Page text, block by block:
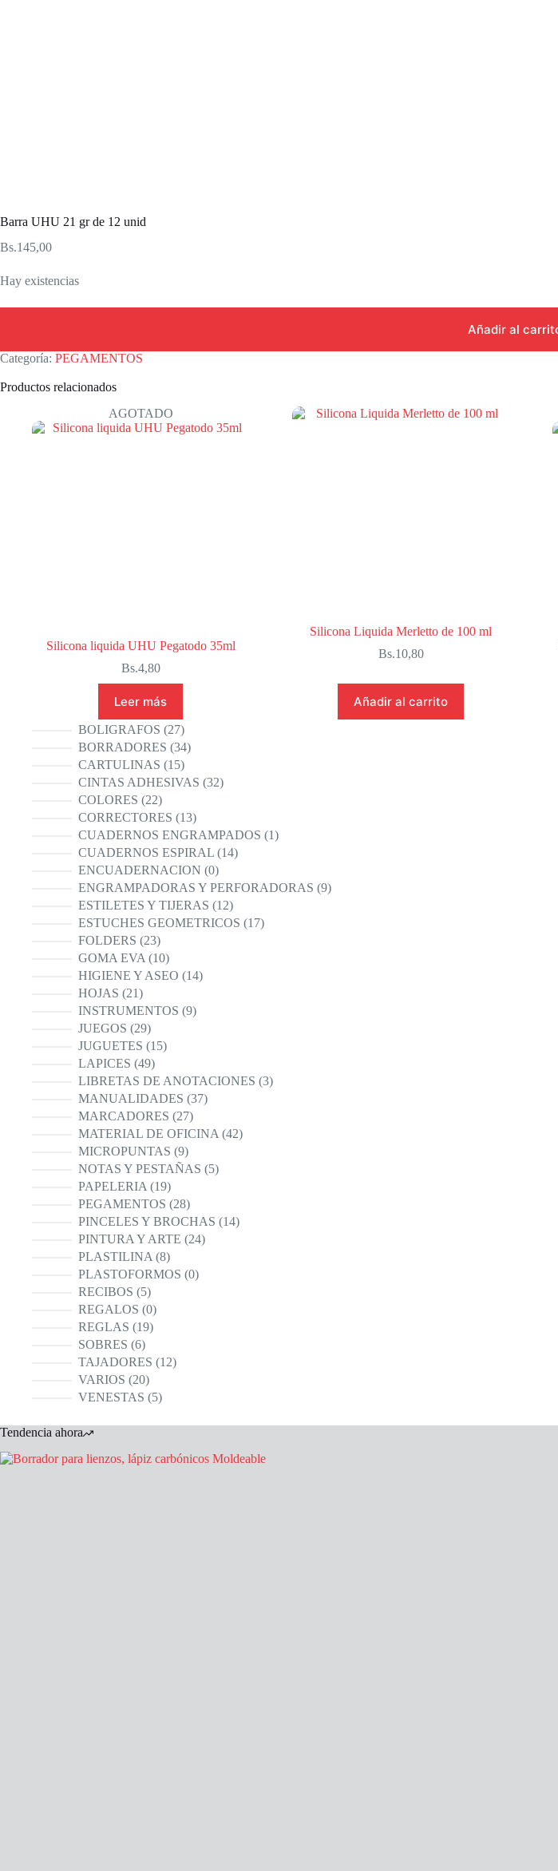
Barra UHU 21 gr de 12 unid
Bs.145,00
Hay existencias
Añadir al
Categoría: PEGAMENTOS
Productos relacionados
AGOTADO
Silicona liquida UHU Pegatodo 35ml
Bs.4,80
Leer más
Silicona Liquida Merletto de 100 ml
Bs.10,80
Añadir al carrito
BOLIGRAFOS 2727
productos
BORRADORES 3434
CARTULINAS 1515
productos
CINTAS ADHESIVAS 3232
COLORES 2222
productos
CORRECTORES 1313
productos
CUADERNOS ENGRAMPADOS 11
CUADERNOS ESPIRAL 1414
ENCUADERNACION 00
productos
ENGRAMPADORAS Y PERFORADORAS 99
ESTILETES Y TIJERAS 1212
productos
ESTUCHES GEOMETRICOS 1717
FOLDERS 2323
productos
GOMA EVA 1010
productos
HIGIENE Y ASEO 1414
HOJAS 2121
productos
INSTRUMENTOS 99
JUEGOS 2929
productos
JUGUETES 1515
LAPICES 4949
productos
LIBRETAS DE ANOTACIONES 33
MANUALIDADES 3737
MARCADORES 2727
productos
MATERIAL DE OFICINA 4242
MICROPUNTAS 99
productos
NOTAS Y PESTAÑAS 55
PAPELERIA 1919
productos
PEGAMENTOS 2828
productos
PINCELES Y BROCHAS 1414
PINTURA Y ARTE 2424
PLASTILINA 88
productos
PLASTOFORMOS 00
RECIBOS 55
productos
REGALOS 00
productos
REGLAS 1919
SOBRES 66
productos
TAJADORES 1212
VARIOS 2020
productos
VENESTAS 55
Tendencia ahora